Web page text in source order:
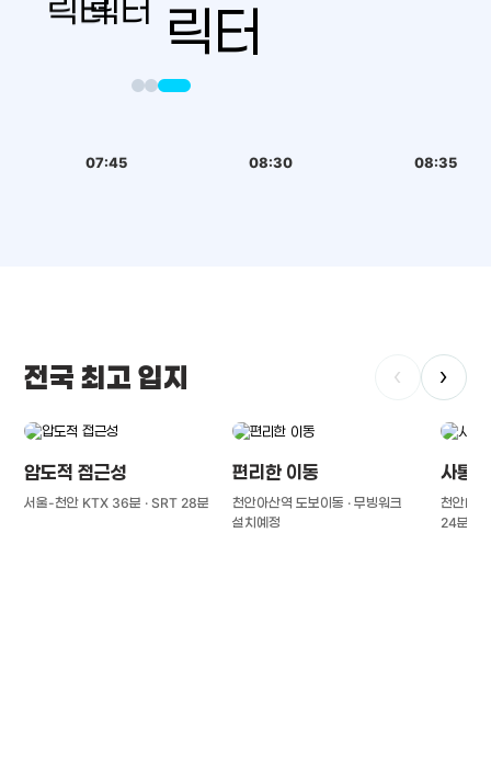
07:45 08:30 08:35
전국 최고 입지 ‹ ›
압도적 접근성
서울-천안 KTX 36분 · SRT 28분
편리한 이동
천안아산역 도보이동 · 무빙워크
설치예정
사통
천안IC(
24분